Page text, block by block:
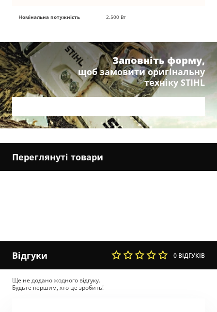
Номінальна потужність 2.500 Вт
Заповніть форму,
щоб замовити оригінальну
техніку STIHL
Переглянуті товари
Відгуки 0 ВІДГУКІВ
Ще не додано жодного відгуку.
Будьте першим, хто це зробить!